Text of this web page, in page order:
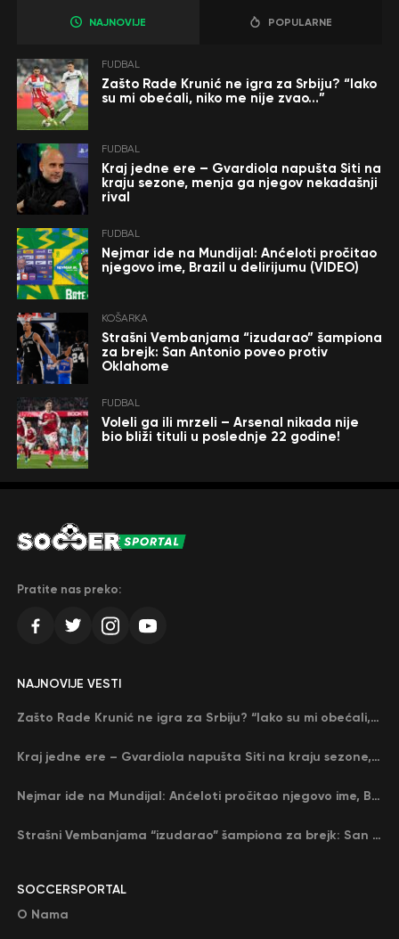
NAJNOVIJE POPULARNE
FUDBAL
Zašto Rade Krunić ne igra za Srbiju? “Iako
su mi obećali, niko me nije zvao…”
FUDBAL
Kraj jedne ere – Gvardiola napušta Siti na
kraju sezone, menja ga njegov nekadašnji
rival
FUDBAL
Nejmar ide na Mundijal: Anćeloti pročitao
njegovo ime, Brazil u delirijumu (VIDEO)
KOŠARKA
Strašni Vembanjama “izudarao” šampiona
za brejk: San Antonio poveo protiv
Oklahome
FUDBAL
Voleli ga ili mrzeli – Arsenal nikada nije
bio bliži tituli u poslednje 22 godine!
Pratite nas preko:
SOCCERSPORTAL
O Nama
NAJNOVIJE VESTI
Zašto Rade Krunić ne igra za Srbiju? “Iako su mi obećali, niko me nije zvao…”
Kraj jedne ere – Gvardiola napušta Siti na kraju sezone, menja ga njegov nekadašnji rival
Nejmar ide na Mundijal: Anćeloti pročitao njegovo ime, Brazil u delirijumu (VIDEO)
Strašni Vembanjama “izudarao” šampiona za brejk: San Antonio poveo protiv Oklahome